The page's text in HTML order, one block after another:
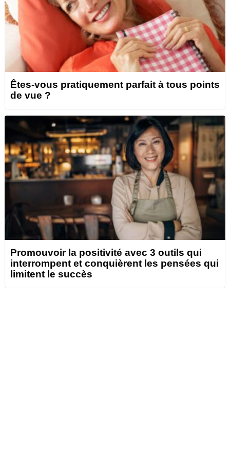
Êtes-vous pratiquement parfait à tous points
de vue ?
Promouvoir la positivité avec 3 outils qui
interrompent et conquièrent les pensées qui
limitent le succès